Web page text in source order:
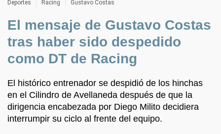
Deportes Racing Gustavo Costas
El mensaje de Gustavo Costas
tras haber sido despedido
como DT de Racing
El histórico entrenador se despidió de los hinchas
en el Cilindro de Avellaneda después de que la
dirigencia encabezada por Diego Milito decidiera
interrumpir su ciclo al frente del equipo.